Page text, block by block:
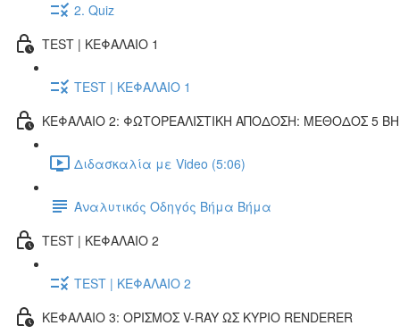
2. Quiz
TEST | ΚΕΦΑΛΑΙΟ 1
TEST | ΚΕΦΑΛΑΙΟ 1
ΚΕΦΑΛΑΙΟ 2: ΦΩΤΟΡΕΑΛΙΣΤΙΚΗ ΑΠΟΔΟΣΗ: ΜΕΘΟΔΟΣ 5
Διδασκαλία με Video (5:06)
Αναλυτικός Οδηγός Βήμα Βήμα
TEST | ΚΕΦΑΛΑΙΟ 2
TEST | ΚΕΦΑΛΑΙΟ 2
ΚΕΦΑΛΑΙΟ 3: ΟΡΙΣΜΟΣ V-RAY ΩΣ ΚΥΡΙΟ RENDERER